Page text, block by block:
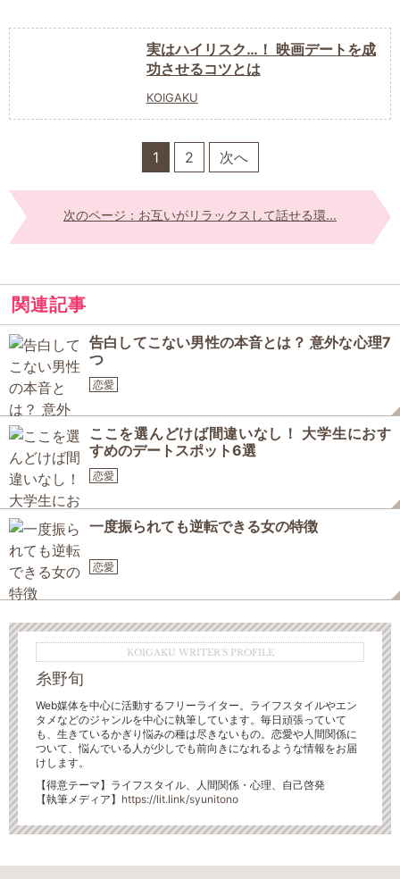
実はハイリスク…！ 映画デートを成
功させるコツとは
KOIGAKU
1 2 次へ
次のページ：お互いがリラックスして話せる環...
関連記事
告白してこない男性の本音とは？ 意外な心理7
つ
恋愛
ここを選んどけば間違いなし！ 大学生におす
すめのデートスポット6選
恋愛
一度振られても逆転できる女の特徴
恋愛
KOIGAKU WRITER'S PROFILE
糸野旬
Web媒体を中心に活動するフリーライター。ライフスタイルやエン
タメなどのジャンルを中心に執筆しています。毎日頑張っていて
も、生きているかぎり悩みの種は尽きないもの。恋愛や人間関係に
ついて、悩んでいる人が少しでも前向きになれるような情報をお届
けします。
【得意テーマ】ライフスタイル、人間関係・心理、自己啓発
【執筆メディア】 https://lit.link/syunitono